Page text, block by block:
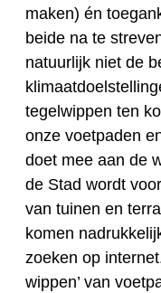
maken) én
beide na te
natuurlijk niet de
tegelwippen ten
onze voetpaden
doet mee aan de
de Stad wordt
van tuinen en
komen
zoeken op
wippen’ van